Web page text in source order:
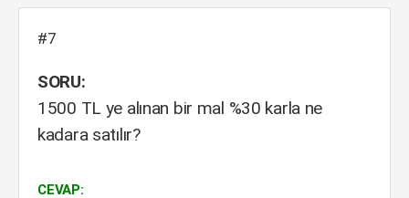
#7
SORU:
1500 TL ye alınan bir mal %30 karla ne
kadara satılır?
CEVAP: